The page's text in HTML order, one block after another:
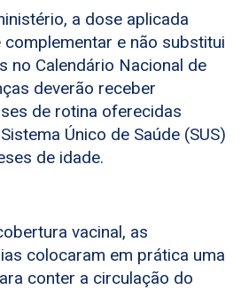
a dose aplicada
complementar e não substitui
no Calendário Nacional de
deverão receber
de rotina oferecidas
Único de Saúde (SUS)
de idade.
vacinal, as
colocaram em prática uma
conter a circulação do